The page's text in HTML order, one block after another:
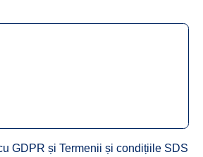
GDPR și Termenii și condițiile SDS